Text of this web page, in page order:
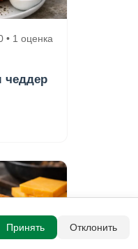
• 1 оценка
чеддер
Принять Отклонить